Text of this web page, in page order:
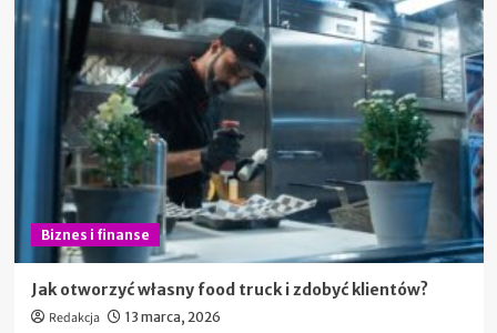
Biznes i finanse
Jak otworzyć własny food truck i zdobyć klientów?
Redakcja 13 marca, 2026